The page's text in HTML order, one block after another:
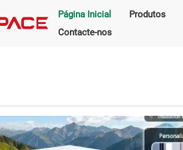
Página Inicial Produtos
Contacte-nos